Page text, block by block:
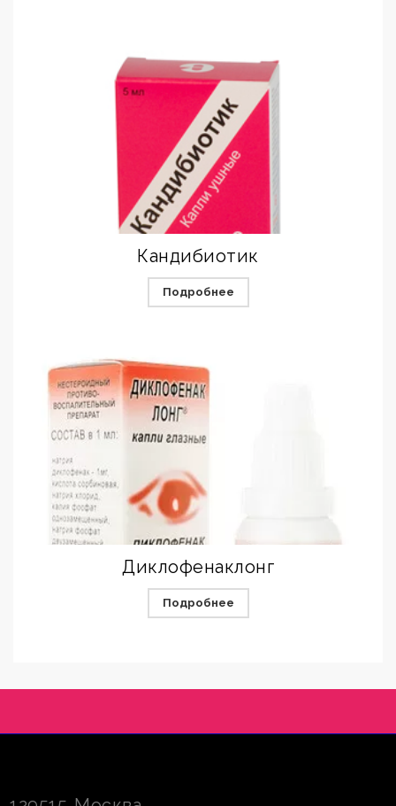
Кандибиотик
Подробнее
Диклофенаклонг
Подробнее